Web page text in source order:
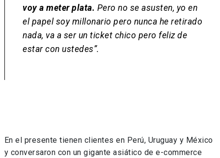
voy a meter plata. Pero no se asusten, yo en
el papel soy millonario pero nunca he retirado
nada, va a ser un ticket chico pero feliz de
estar con ustedes”.
En el presente tienen clientes en Perú, Uruguay y México
y conversaron con un gigante asiático de e-commerce